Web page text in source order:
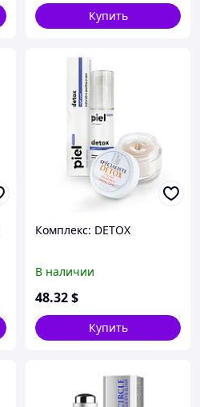
Купить
Комплекс: DETOX
В наличии
48.32$
Купить